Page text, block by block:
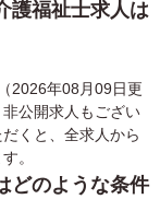
護福祉士求人は
2026年08月09日更
公開求人もござい
くと、全求人から
。
どのような条件